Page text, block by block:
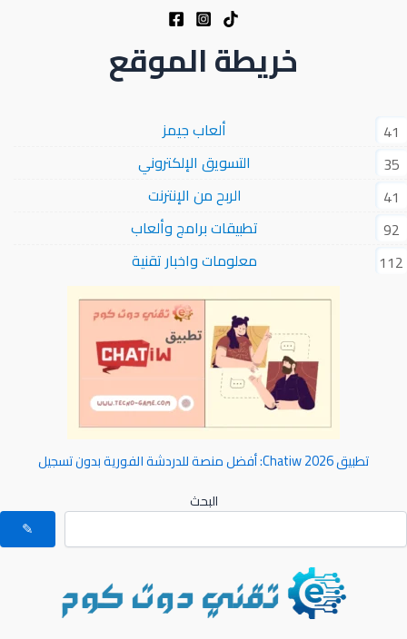
خريطة الموقع
ألعاب جيمز
41
التسويق الإلكتروني
35
الربح من الإنترنت
41
تطبيقات برامج وألعاب
92
معلومات واخبار تقنية
112
تطبيق Chatiw 2026: أفضل منصة للدردشة الفورية بدون تسجيل
البحث
✎